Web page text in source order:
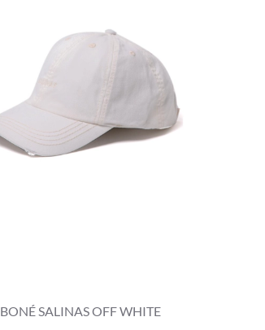
BONÉ SALINAS OFF WHITE